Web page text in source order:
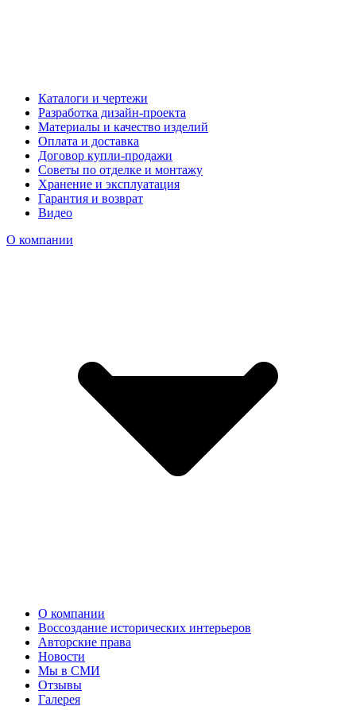
Каталоги и чертежи
Разработка дизайн-проекта
Материалы и качество изделий
Оплата и доставка
Договор купли-продажи
Советы по отделке и монтажу
Хранение и эксплуатация
Гарантия и возврат
Видео
О компании
О компании
Воссоздание исторических интерьеров
Авторские права
Новости
Мы в СМИ
Отзывы
Галерея